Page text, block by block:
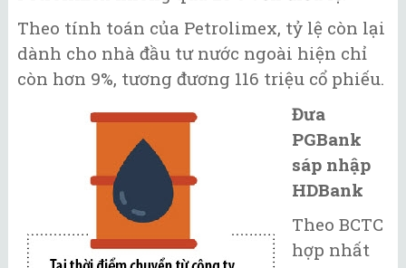
Theo tính toán của Petrolimex, tỷ lệ còn lại
dành cho nhà đầu tư nước ngoài hiện chỉ
còn hơn 9%, tương đương 116 triệu cổ phiếu.
Đưa
PGBank
sáp nhập
HDBank
Theo BCTC
hợp nhất